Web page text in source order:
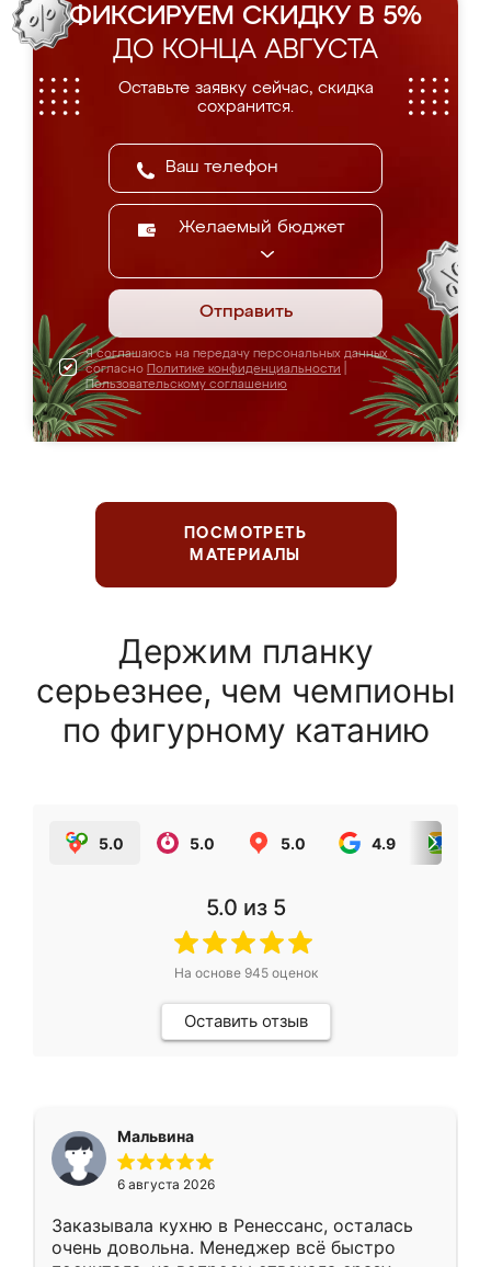
ФИКСИРУЕМ СКИДКУ В 5%
ДО КОНЦА АВГУСТА
Оставьте заявку сейчас, скидка
сохранится.
Желаемый бюджет
Отправить
Я соглашаюсь на передачу персональных данных
согласно Политике конфиденциальности
Пользовательскому соглашению
ПОСМОТРЕТЬ
МАТЕРИАЛЫ
Держим планку
серьезнее, чем чемпионы
по фигурному катанию
5.0 5.0 5.0 4.9
5.0 из 5
На основе 945оценок
Оставить отзыв
Мальвина
6 августа 2026
Заказывала кухню в Ренессанс, осталась
очень довольна. Менеджер всё быстро